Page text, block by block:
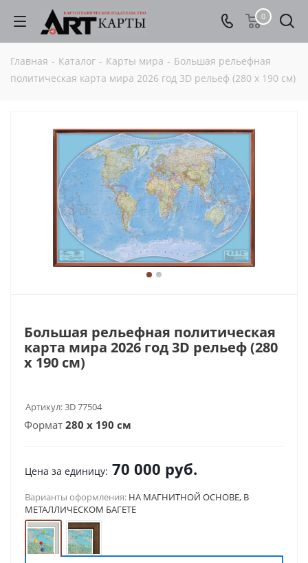
0
Главная - Каталог - Карты мира - Большая рельефная
политическая карта мира 2026 год 3D рельеф (280 х 190 см)
Большая рельефная политическая
карта мира 2026 год 3D рельеф (280
х 190 см)
Артикул:3D 77504
Формат 280 х 190 см
Цена за единицу: 70 000 руб.
Варианты оформления: НА МАГНИТНОЙ ОСНОВЕ, В
МЕТАЛЛИЧЕСКОМ БАГЕТЕ